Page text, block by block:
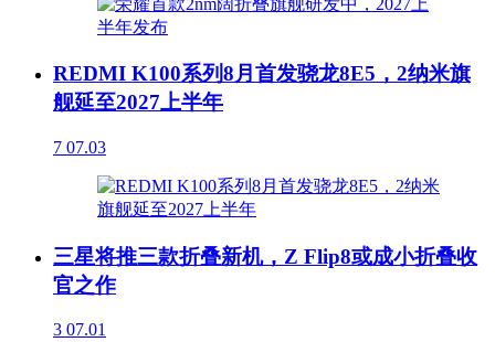
REDMI K100系列8月首发骁龙8E5，2纳米旗
舰延至2027上半年
7 07.03
三星将推三款折叠新机，Z Flip8或成小折叠收
官之作
3 07.01